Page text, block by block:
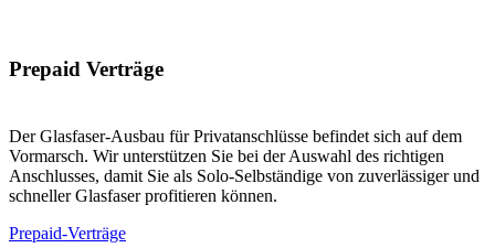
Prepaid Verträge
Der Glasfaser-Ausbau für Privatanschlüsse befindet sich auf dem
Vormarsch. Wir unterstützen Sie bei der Auswahl des richtigen
Anschlusses, damit Sie als Solo-Selbständige von zuverlässiger und
schneller Glasfaser profitieren können.
Prepaid-Verträge